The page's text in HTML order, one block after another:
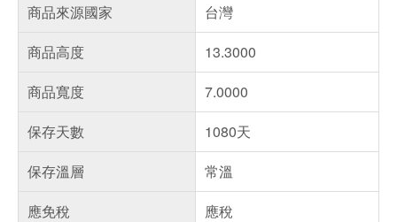
商品來源國家
台灣
商品高度
13.3000
商品寬度
7.0000
保存天數
1080天
保存溫層
常溫
應免稅
應稅